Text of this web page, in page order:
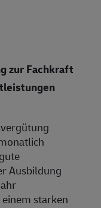
zur Fachkraft
Ausbildung
starken